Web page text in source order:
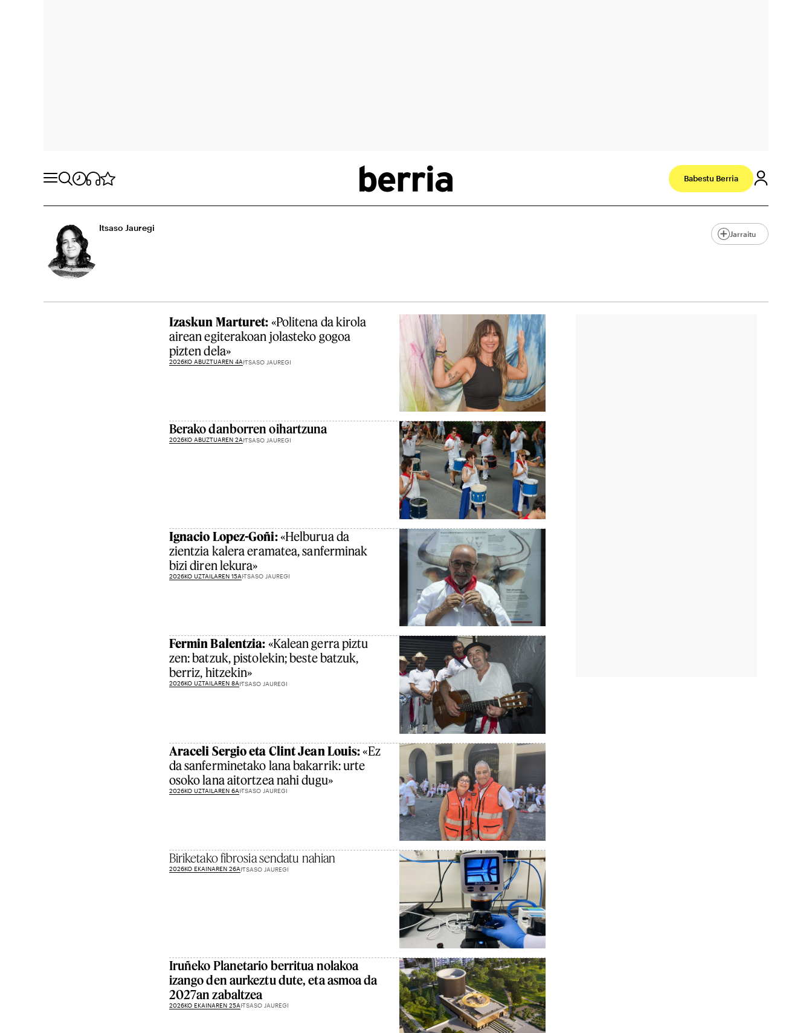
Babestu Berria
Itsaso Jauregi
Jarraitu
Izaskun Marturet: «Politena da kirola
airean egiterakoan jolasteko gogoa
pizten dela»
2026KO ABUZTUAREN 4AITSASO JAUREGI
Berako danborren oihartzuna
2026KO ABUZTUAREN 2AITSASO JAUREGI
Ignacio Lopez-Goñi:«Helburua da
zientzia kalera eramatea, sanferminak
bizi diren lekura»
2026KO UZTAILAREN 15AITSASO JAUREGI
Fermin Balentzia: «Kalean gerra piztu
zen: batzuk, pistolekin; beste batzuk,
berriz, hitzekin»
2026KO UZTAILAREN 8AITSASO JAUREGI
Araceli Sergio eta Clint Jean Louis:«Ez
da sanferminetako lana bakarrik: urte
osoko lana aitortzea nahi dugu»
2026KO UZTAILAREN 6AITSASO JAUREGI
Biriketako fibrosia sendatu nahian
2026KO EKAINAREN 26AITSASO JAUREGI
Iruñeko Planetario berritua nolakoa
izango den aurkeztu dute, eta asmoa da
2027an zabaltzea
2026KO EKAINAREN 25AITSASO JAUREGI